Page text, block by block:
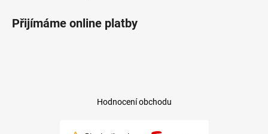
Přijímáme online platby
Hodnocení obchodu